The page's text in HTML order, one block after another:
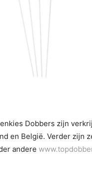
Dobbers zijn
en België. Verder zijn
andere